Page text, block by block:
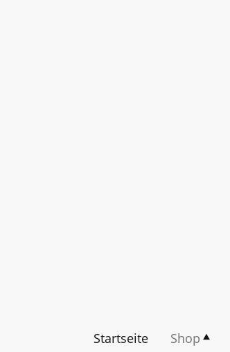
Startseite Shop